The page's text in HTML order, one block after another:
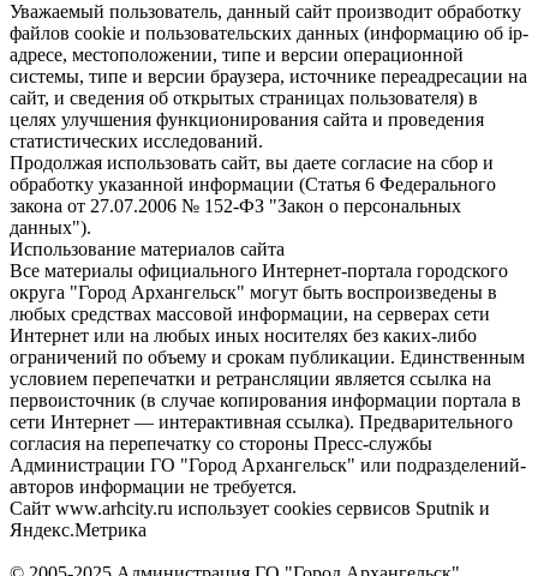
Уважаемый пользователь, данный сайт производит обработку
файлов cookie и пользовательских данных (информацию об ip-
адресе, местоположении, типе и версии операционной
системы, типе и версии браузера, источнике переадресации на
сайт, и сведения об открытых страницах пользователя) в
целях улучшения функционирования сайта и проведения
статистических исследований.
Продолжая использовать сайт, вы даете согласие на сбор и
обработку указанной информации (Статья 6 Федерального
закона от 27.07.2006 № 152-ФЗ "Закон о персональных
данных").
Использование материалов сайта
Все материалы официального Интернет-портала городского
округа "Город Архангельск" могут быть воспроизведены в
любых средствах массовой информации, на серверах сети
Интернет или на любых иных носителях без каких-либо
ограничений по объему и срокам публикации. Единственным
условием перепечатки и ретрансляции является ссылка на
первоисточник (в случае копирования информации портала в
сети Интернет — интерактивная ссылка). Предварительного
согласия на перепечатку со стороны Пресс-службы
Администрации ГО "Город Архангельск" или подразделений-
авторов информации не требуется.
Сайт www.arhcity.ru использует cookies сервисов Sputnik и
Яндекс.Метрика